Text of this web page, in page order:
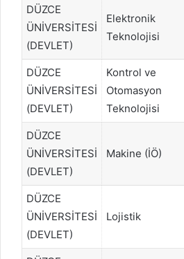
DÜZCE
ÜNİVERSİTESİ
(DEVLET)
Elektronik
Teknolojisi
DÜZCE
ÜNİVERSİTESİ
(DEVLET)
Kontrol ve
Otomasyon
Teknolojisi
DÜZCE
ÜNİVERSİTESİ
(DEVLET)
Makine (İÖ)
DÜZCE
ÜNİVERSİTESİ
(DEVLET)
Lojistik